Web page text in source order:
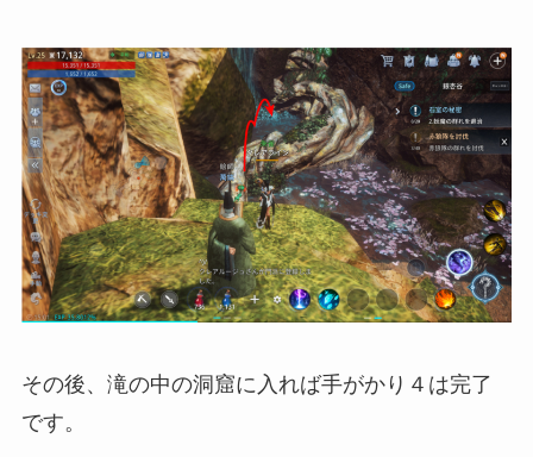
その後、滝の中の洞窟に入れば手がかり４は完了
です。